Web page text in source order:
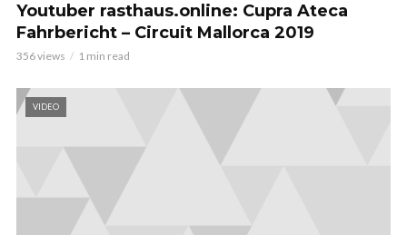
Youtuber rasthaus.online: Cupra Ateca
Fahrbericht – Circuit Mallorca 2019
356 views 1 min read
VIDEO